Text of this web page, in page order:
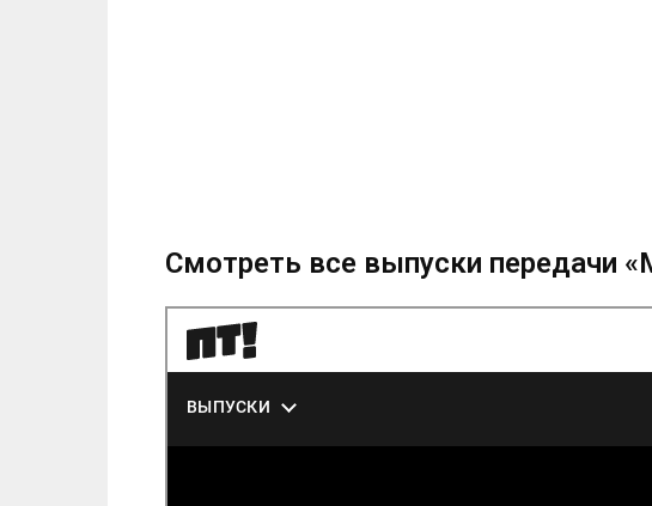
Смотреть все выпуски передачи